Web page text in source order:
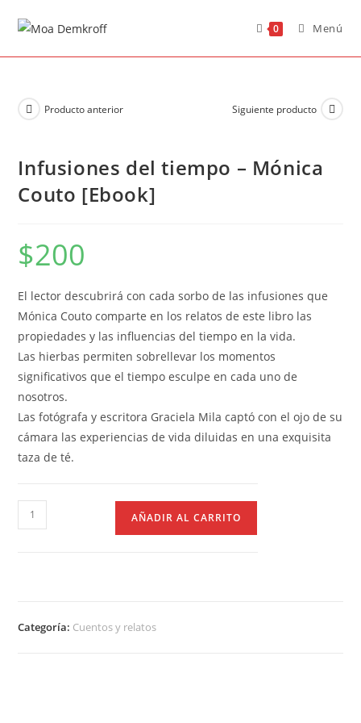
0 Menú
Producto anterior Siguiente producto
Infusiones del tiempo – Mónica
Couto [Ebook]
$200
El lector descubrirá con cada sorbo de las infusiones que
Mónica Couto comparte en los relatos de este libro las
propiedades y las influencias del tiempo en la vida.
Las hierbas permiten sobrellevar los momentos
significativos que el tiempo esculpe en cada uno de
nosotros.
Las fotógrafa y escritora Graciela Mila captó con el ojo de su
cámara las experiencias de vida diluidas en una exquisita
taza de té.
AÑADIR AL CARRITO
Categoría: Cuentos y relatos